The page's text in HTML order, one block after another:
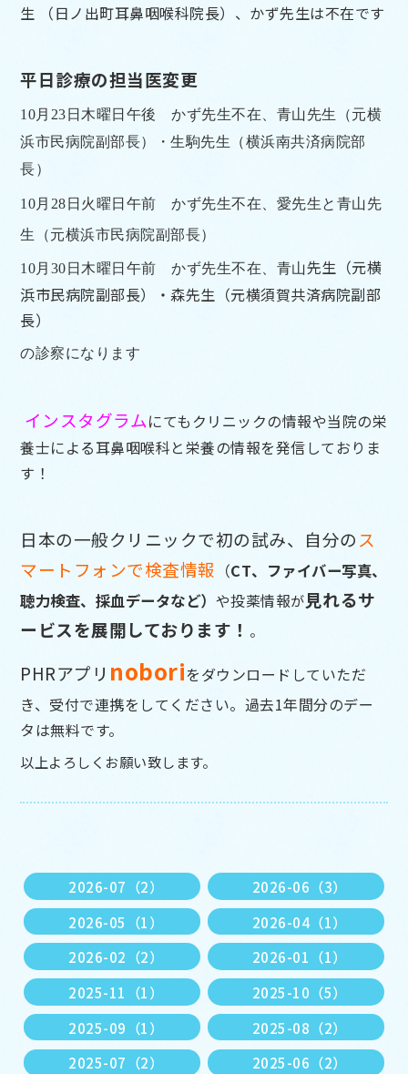
生
（日ノ出町耳鼻咽喉科院長）、かず先生は不在です
平日診療の担当医変更
10月23日木曜日午後かず先生不在、 青山先生（元横
浜市民病院副部長）・生駒先生（横浜南共済病院部
長）
10月28日 火曜日午前 かず先生不在、愛先生と青山先
生（元横浜市民病院副部長）
10月30日木曜日午前かず先生不在、 青山先生（元横
浜市民病院副部長）・森先生（元横須賀共済病院副部
長）
の診察になります
インスタグラムにてもクリニックの情報や当院の栄
養士による耳鼻咽喉科と栄養の情報を発信しておりま
す！
日本の一般クリニックで初の試み、自分のス
マートフォンで検査情報 （CT、ファイバー写真、
聴力検査、採血データなど） や投薬情報が見れるサ
ービスを展開しております！ 。
PHRアプリ noboriをダウンロードしていただ
き、受付で連携をして ください。過去1年間分のデー
タは無料です。
以上よろしくお願い致します。
2026-07（2）
2026-06（3）
2026-05（1）
2026-04（1）
2026-02（2）
2026-01（1）
2025-11（1）
2025-10（5）
2025-09（1）
2025-08（2）
2025-07（2）
2025-06（2）